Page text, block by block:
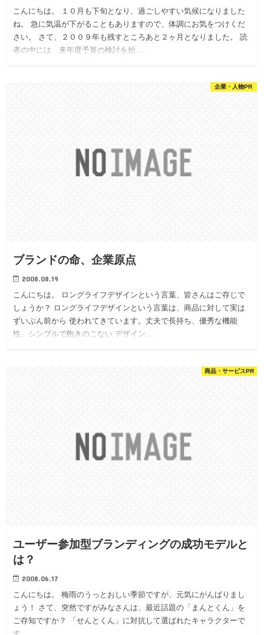
こんにちは。 １０月も下旬となり、過ごしやすい気候になりました
ね。 急に気温が下がることもありますので、体調にお気をつけくだ
さい。 さて、２００９年も残すところあと２ヶ月となりました。 読
者の中には、来年度予算の検討を始…
企業・人物PR
ブランドの命、企業原点
2008.08.19
こんにちは。 ロングライフデザインという言葉、皆さんはご存じで
しょうか？ ロングライフデザインという言葉は、商品に対して実は
ずいぶん前から 使われてきています。丈夫で長持ち、優秀な機能
性、シンプルで飽きのこない デザイン…
商品・サービスPR
ユーザー参加型ブランディングの成功モデルと
は？
2008.06.17
こんにちは。 梅雨のうっとおしい季節ですが、元気にがんばりまし
ょう！ さて、突然ですがみなさんは、最近話題の「まんとくん」を
ご存知ですか？ 「せんとくん」に対抗して選ばれたキャラクターで